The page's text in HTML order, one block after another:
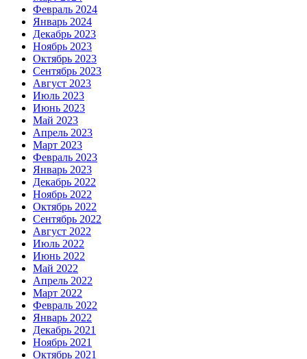
Февраль 2024
Январь 2024
Декабрь 2023
Ноябрь 2023
Октябрь 2023
Сентябрь 2023
Август 2023
Июль 2023
Июнь 2023
Май 2023
Апрель 2023
Март 2023
Февраль 2023
Январь 2023
Декабрь 2022
Ноябрь 2022
Октябрь 2022
Сентябрь 2022
Август 2022
Июль 2022
Июнь 2022
Май 2022
Апрель 2022
Март 2022
Февраль 2022
Январь 2022
Декабрь 2021
Ноябрь 2021
Октябрь 2021